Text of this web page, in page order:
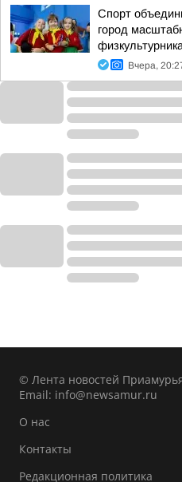
Спорт
город
физкультурника
Вчера,
© Лента новостей
Email: info@newsamur.ru
О нас
Контакты
Редакционная политика